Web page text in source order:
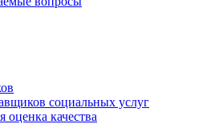
социальных услуг
оценка качества